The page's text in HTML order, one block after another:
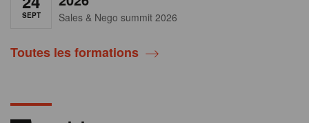
SEPT Sales & Nego summit 2026
Toutes les formations